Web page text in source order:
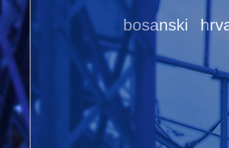
bosanski